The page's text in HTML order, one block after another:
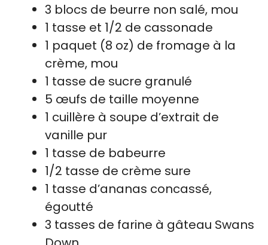
3 blocs de beurre non salé, mou
1 tasse et 1/2 de cassonade
1 paquet (8 oz) de fromage à la
crème, mou
1 tasse de sucre granulé
5 œufs de taille moyenne
1 cuillère à soupe d’extrait de
vanille pur
1 tasse de babeurre
1/2 tasse de crème sure
1 tasse d’ananas concassé,
égoutté
3 tasses de farine à gâteau Swans